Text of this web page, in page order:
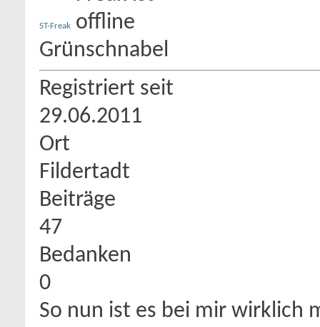
ST-Freak
Grünschnabel
Registriert seit
29.06.2011
Ort
Fildertadt
Beiträge
47
Bedanken
0
So nun ist es bei mir wirklich